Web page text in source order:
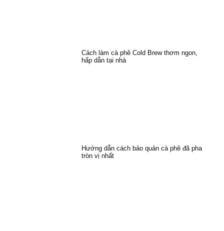
Cách làm cà phê Cold Brew thơm ngon,
hấp dẫn tại nhà
Hướng dẫn cách bảo quản cà phê đã pha
tròn vị nhất